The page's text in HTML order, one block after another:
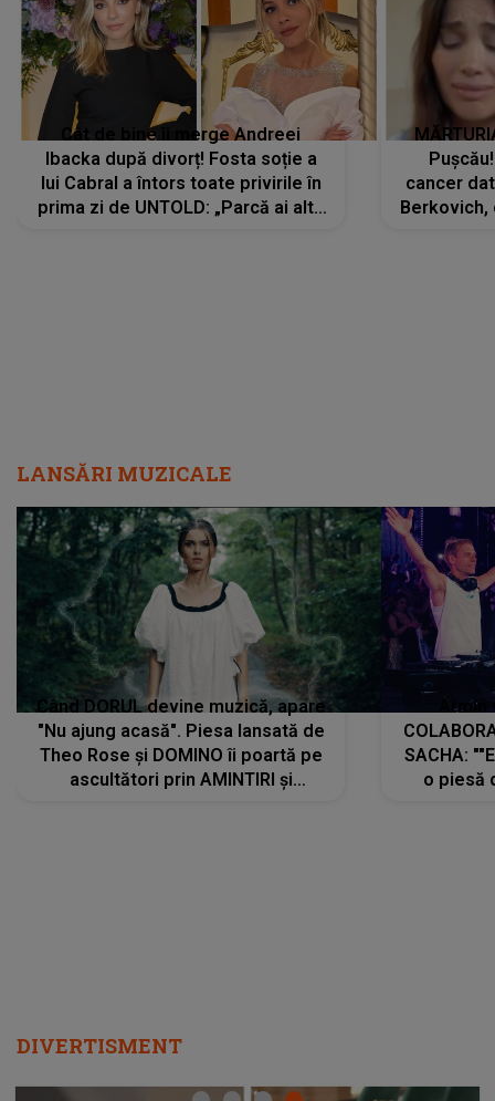
Cât de bine îi merge Andreei
Ibacka după divorț! Fosta soție a
lui Cabral a întors toate privirile în
prima zi de UNTOLD: „Parcă ai altă
cancer
Berkovich,
LANSĂRI MUZICALE
Când DORUL devine muzică, apare
"Nu ajung acasă". Piesa lansată de
Theo Rose și DOMINO îi poartă pe
ascultători prin AMINTIRI și
SACHA:
o piesă
DIVERTISMENT